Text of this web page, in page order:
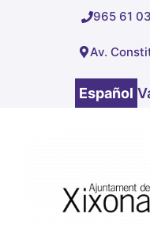
965 61
Av.
Español